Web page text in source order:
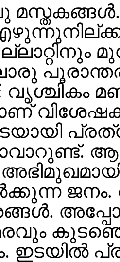
വൃശ്ചികം
ഇടയിൽ